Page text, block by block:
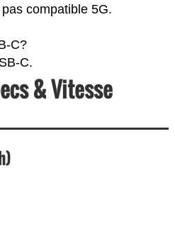
compatible 5G.
C?
C.
& Vitesse